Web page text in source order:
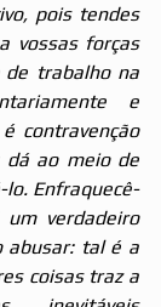
pois tendes
vossas forças
de trabalho na
e
contravenção
dá ao meio de
Enfraquecê-
verdadeiro
abusar: tal é a
coisas traz a